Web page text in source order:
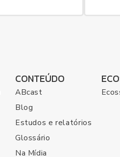
CONTEÚDO
ABcast
Blog
Estudos e relatórios
Glossário
Na Mídia